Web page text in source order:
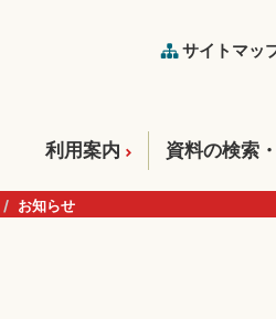
サイトマッ
利用案内 資料の検索
お知らせ